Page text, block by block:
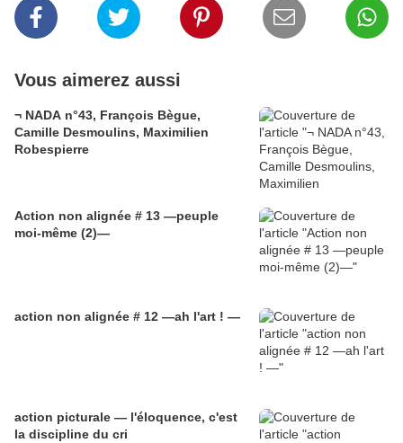
Vous aimerez aussi
¬ NADA n°43, François Bègue,
Camille Desmoulins, Maximilien
Robespierre
Action non alignée # 13 —peuple
moi-même (2)—
action non alignée # 12 —ah l'art ! —
action picturale — l'éloquence, c'est
la discipline du cri